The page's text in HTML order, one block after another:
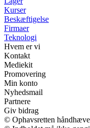
Kurser
Beskæftigelse
Firmaer
Teknologi
Hvem er vi
Kontakt
Mediekit
Promovering
Min konto
Nyhedsmail
Partnere
Giv bidrag
© Ophavsretten